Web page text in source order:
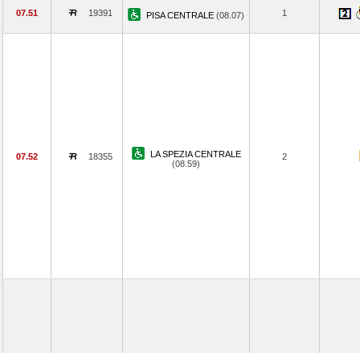
07.51 19391 PISA CENTRALE (08.07) 1
07.52 18355
LA SPEZIA CENTRALE
(08.59)
2